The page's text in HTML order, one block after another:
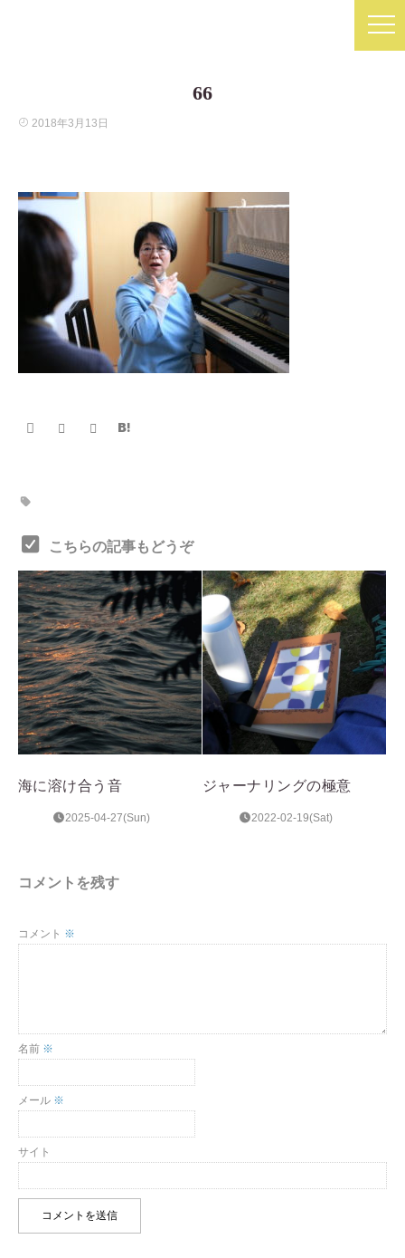
66
2018年3月13日
こちらの記事もどうぞ
海に溶け合う音
2025-04-27(Sun)
ジャーナリングの極意
2022-02-19(Sat)
コメントを残す
コメント ※
名前 ※
メール ※
サイト